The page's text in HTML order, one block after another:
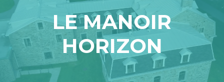
LE MANOIR
HORIZON